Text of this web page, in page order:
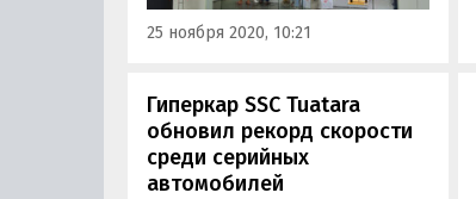
экспорт, то есть на рынки за…
25 ноября 2020, 10:21
Гиперкар SSC Tuatara
обновил рекорд скорости
среди серийных
автомобилей